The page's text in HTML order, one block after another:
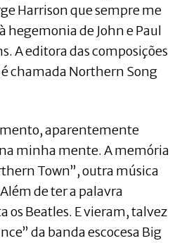
Harrison que sempre me
hegemonia de John e Paul
A editora das composições
chamada Northern Song
aparentemente
minha mente. A memória
Town”, outra música
de ter a palavra
os Beatles. E vieram, talvez
da banda escocesa Big